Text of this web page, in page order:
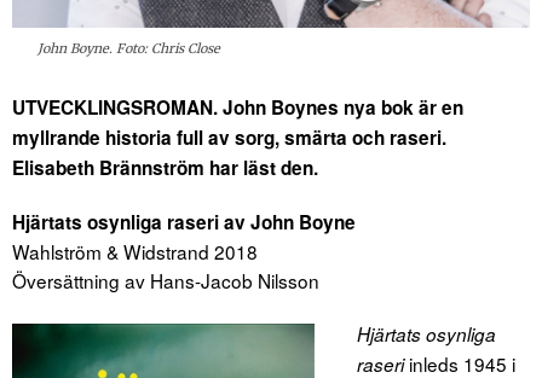
John Boyne. Foto: Chris Close
UTVECKLINGSROMAN. John Boynes nya bok är en
myllrande historia full av sorg, smärta och raseri.
Elisabeth Brännström har läst den.
Hjärtats osynliga raseri av John Boyne
Wahlström & Widstrand 2018
Översättning av Hans-Jacob Nilsson
Hjärtats osynliga
raseriinleds 1945 i